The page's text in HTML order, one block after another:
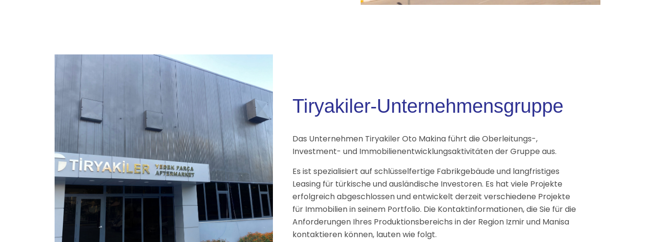
Tiryakiler-Unternehmensgruppe
Das Unternehmen Tiryakiler Oto Makina führt die Oberleitungs-,
Investment- und Immobilienentwicklungsaktivitäten der Gruppe aus.
Es ist spezialisiert auf schlüsselfertige Fabrikgebäude und langfristiges
Leasing für türkische und ausländische Investoren. Es hat viele Projekte
erfolgreich abgeschlossen und entwickelt derzeit verschiedene Projekte
für Immobilien in seinem Portfolio. Die Kontaktinformationen, die Sie für die
Anforderungen Ihres Produktionsbereichs in der Region Izmir und Manisa
kontaktieren können, lauten wie folgt.